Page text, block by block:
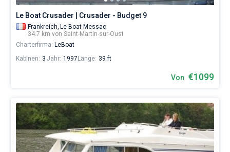
Le Boat Crusader | Crusader - Budget 9
Frankreich, Le Boat Messac
34.7 km von Saint-Martin-sur-Oust
Charterfirma: LeBoat
Kabinen: 3 Jahr: 1997 Länge: 39 ft
Von €1099